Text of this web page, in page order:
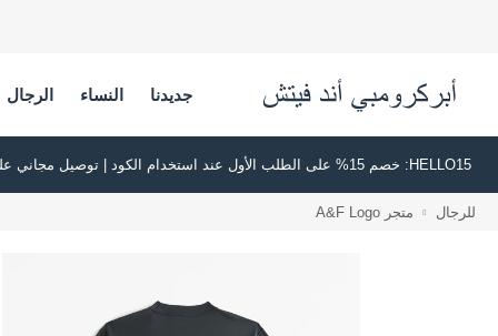
جديدنا النساء الرجال
HELLO15: خصم 15% على الطلب الأول عند استخدام الكود | توصيل مجاني على جميع الطلبات بقيمة 500 ريال قطري أو أكثر
للرجال متجر A&F Logo